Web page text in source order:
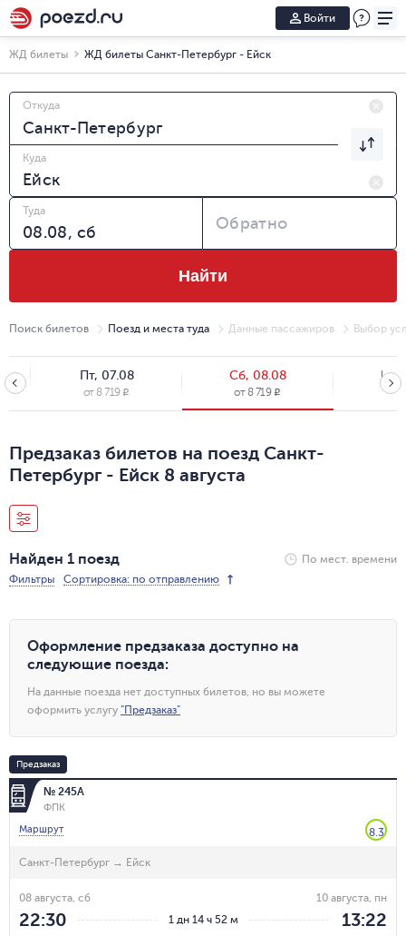
Войти
ЖД билеты ЖД билеты Санкт-Петербург - Ейск
Откуда
Куда
Туда
Обратно
Найти
Поиск билетов Поезд и места туда Данные пассажиров Выбор
Пт, 07.08
от8 719 R
Сб, 08.08
от8 719 R
Вс,
от8
Предзаказ билетов на поезд Санкт-
Петербург - Ейск 8 августа
Найден 1 поезд
По мест. времени
Фильтры
Сортировка: по отправлению
Оформление предзаказа доступно на
следующие поезда:
На данные поезда нет доступных билетов, но вы можете
оформить услугу "Предзаказ"
Предзаказ
№ 245А
ФПК
Маршрут
8.3
Санкт-Петербург → Ейск
1 дн 14 ч 52 м
08 августа, сб
22:30
10 августа, пн
13:22